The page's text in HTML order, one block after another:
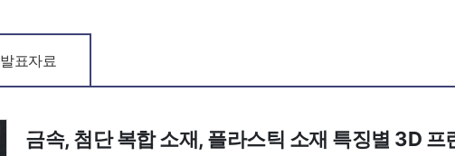
발표자료
금속, 첨단 복합 소재, 플라스틱 소재 특징별 3D